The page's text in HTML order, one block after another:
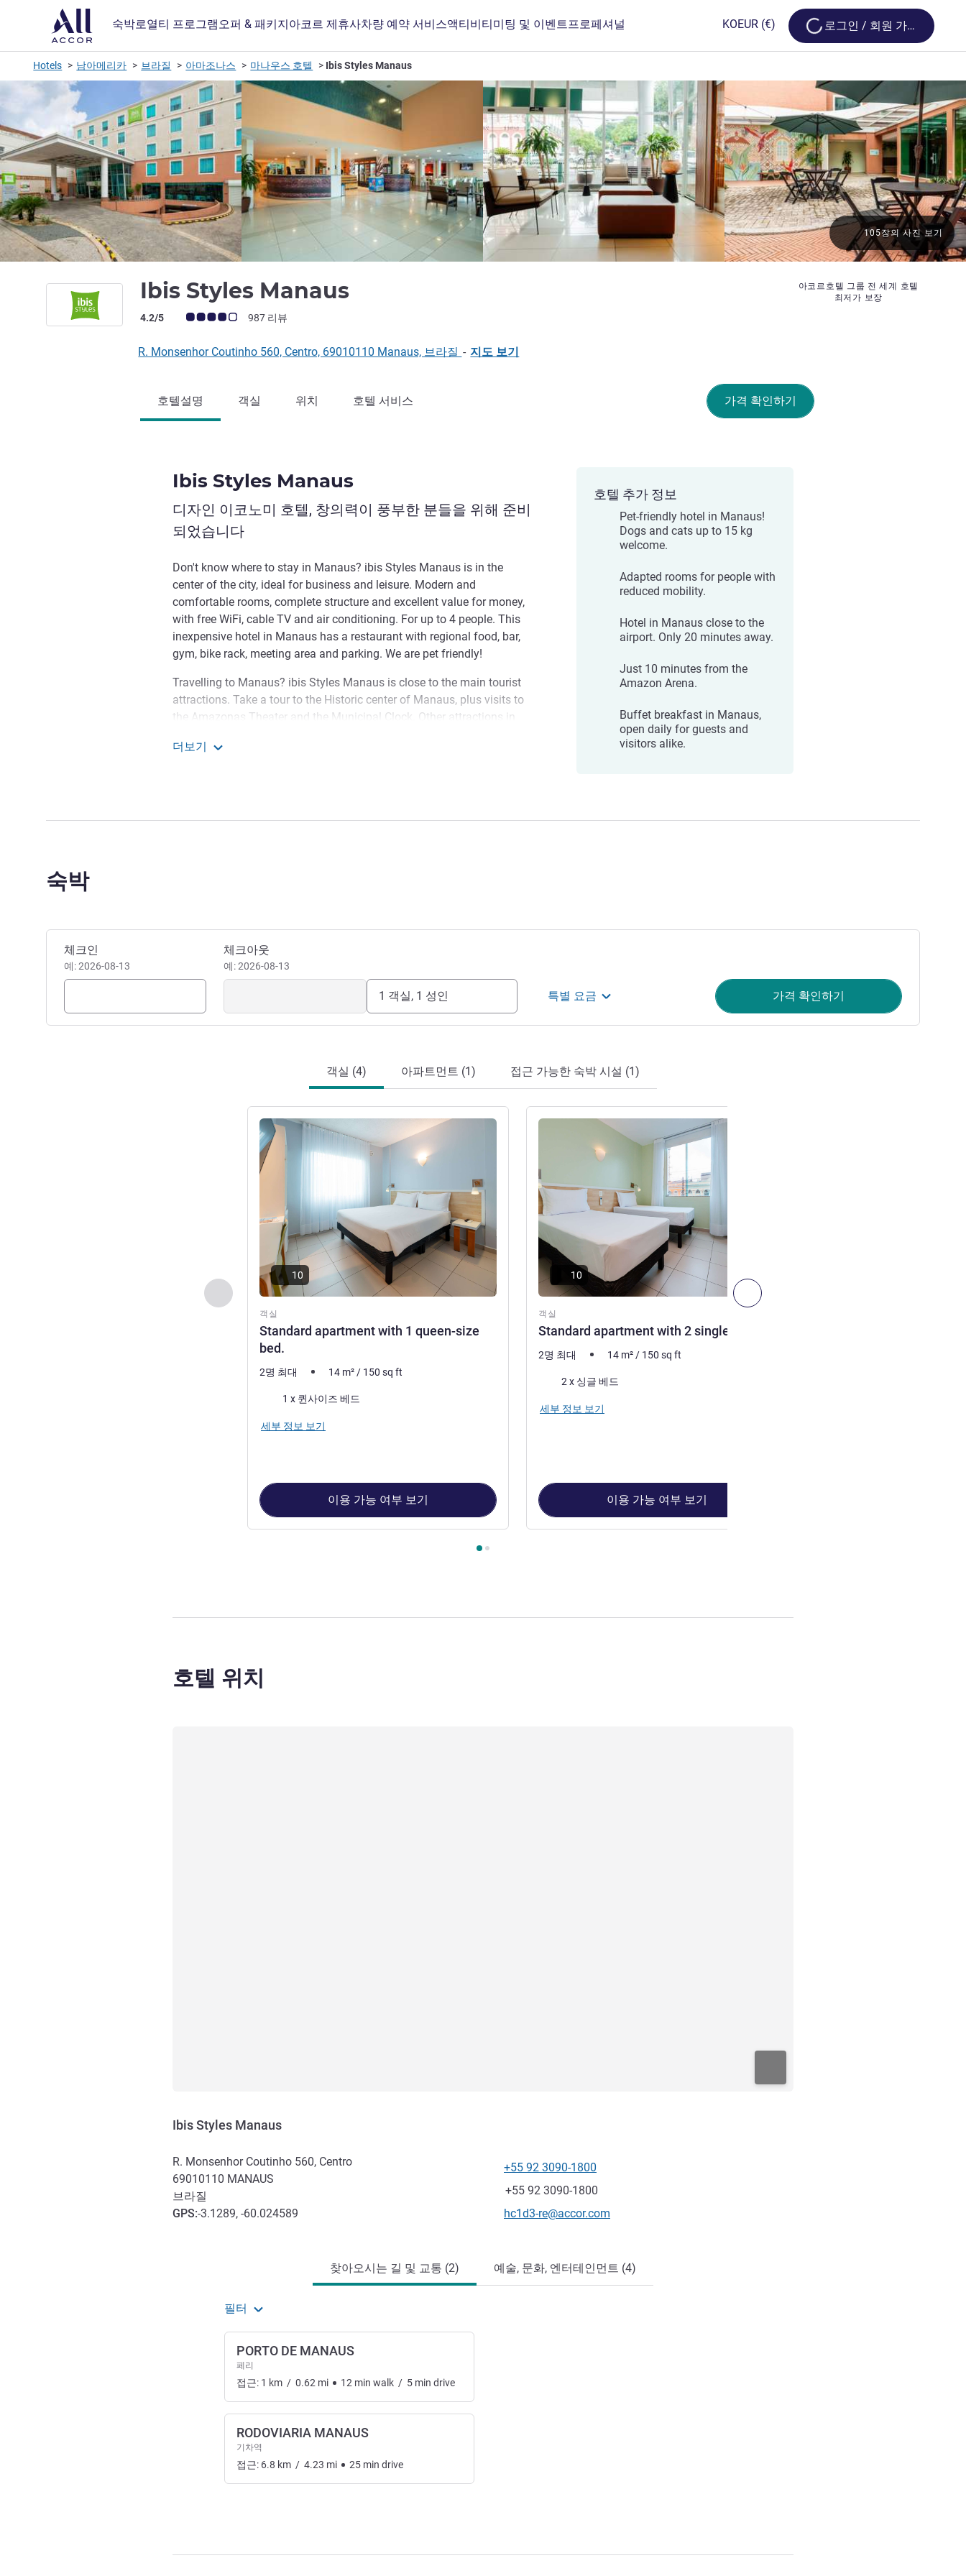
숙박로열티 프로그램 오퍼 & 패키지아코르 제휴사차량 예약 서비스액티비티미팅 및 이벤트 프로페셔널 KOEUR (€) Loading...
로그인 / 회원 가입
Hotels 남아메리카 브라질 아마조나스 마나우스 호텔 Ibis Styles Manaus
Ibis Styles Manaus
고객 평점 (ALL 평가)
4.2/5 987 리뷰
아코르호텔 그룹 전 세계 호텔
최저가 보장
105장의 사진 보기
R. Monsenhor Coutinho 560, Centro, 69010110 Manaus, 브라질 - 지도 보기
가격 확인하기
호텔설명 객실 위치 호텔 서비스
Ibis Styles Manaus
디자인 이코노미 호텔, 창의력이 풍부한 분들을 위해 준비
되었습니다
Don't know where to stay in Manaus? ibis Styles Manaus is in the
center of the city, ideal for business and leisure. Modern and
comfortable rooms, complete structure and excellent value for money,
with free WiFi, cable TV and air conditioning. For up to 4 people. This
inexpensive hotel in Manaus has a restaurant with regional food, bar,
gym, bike rack, meeting area and parking. We are pet friendly!
Travelling to Manaus? ibis Styles Manaus is close to the main tourist
attractions. Take a tour to the Historic center of Manaus, plus visits to
the Amazonas Theater and the Municipal Clock. Other attractions in
of Justice, and the Amazon Gallery for handicrafts from more than 15
더보기
호텔 추가 정보
Pet-friendly hotel in Manaus!
Dogs and cats up to 15 kg
welcome.
Adapted rooms for people with
reduced mobility.
Hotel in Manaus close to the
airport. Only 20 minutes away.
Just 10 minutes from the
Amazon Arena.
Buffet breakfast in Manaus,
open daily for guests and
visitors alike.
숙박
이 호텔 예약하기
체크인
예: 2026-08-13
체크아웃
예: 2026-08-13
1 객실, 1 성인 특별 요금 가격 확인하기
객실 (4) 아파트먼트 (1) 접근 가능한 숙박 시설 (1)
이전 - 객실 다음 - 객실
객실
Standard apartment with 1 queen-size
bed.
세부 정보 보기
10
2명 최대 14 m² / 150 sq ft
1 x 퀸사이즈 베드
세부 정보 보기
이용 가능 여부 보기
객실
Standard apartment with 2 single beds.
세부 정보 보기
10
2명 최대 14 m² / 150 sq ft
2 x 싱글 베드
세부 정보 보기
이용 가능 여부 보기
호텔 위치
Ibis Styles Manaus
R. Monsenhor Coutinho 560, Centro
69010110 MANAUS
브라질
GPS:-3.1289, -60.024589
전화
+55 92 3090-1800
팩스
+55 92 3090-1800
E-mail
hc1d3-re@accor.com
찾아오시는 길 및 교통 (2) 예술, 문화, 엔터테인먼트 (4)
필터
PORTO DE MANAUS
페리
접근: 1 km / 0.62 mi 12 min walk / 5 min drive
RODOVIARIA MANAUS
기차역
접근: 6.8 km / 4.23 mi 25 min drive